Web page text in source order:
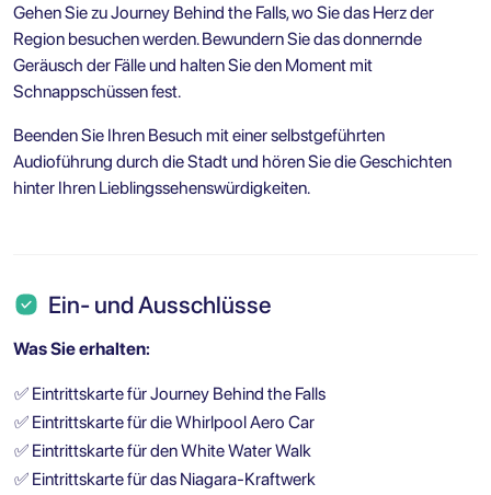
Gehen Sie zu Journey Behind the Falls, wo Sie das Herz der
Region besuchen werden. Bewundern Sie das donnernde
Geräusch der Fälle und halten Sie den Moment mit
Schnappschüssen fest.
Beenden Sie Ihren Besuch mit einer selbstgeführten
Audioführung durch die Stadt und hören Sie die Geschichten
hinter Ihren Lieblingssehenswürdigkeiten.
Ein- und Ausschlüsse
Was Sie erhalten:
✅ Eintrittskarte für Journey Behind the Falls
✅ Eintrittskarte für die Whirlpool Aero Car
✅ Eintrittskarte für den White Water Walk
✅ Eintrittskarte für das Niagara-Kraftwerk